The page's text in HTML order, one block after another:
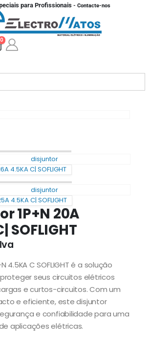
para Profissionais - Contacte-nos
0
4.5KA C| SOFLIGHT
4.5KA C| SOFLIGHT
1P+N 20A
SOFLIGHT
4.5KA C SOFLIGHT é a solução
seus circuitos elétricos
e curtos-circuitos. Com um
e eficiente, este disjuntor
e confiabilidade para uma
aplicações elétricas.